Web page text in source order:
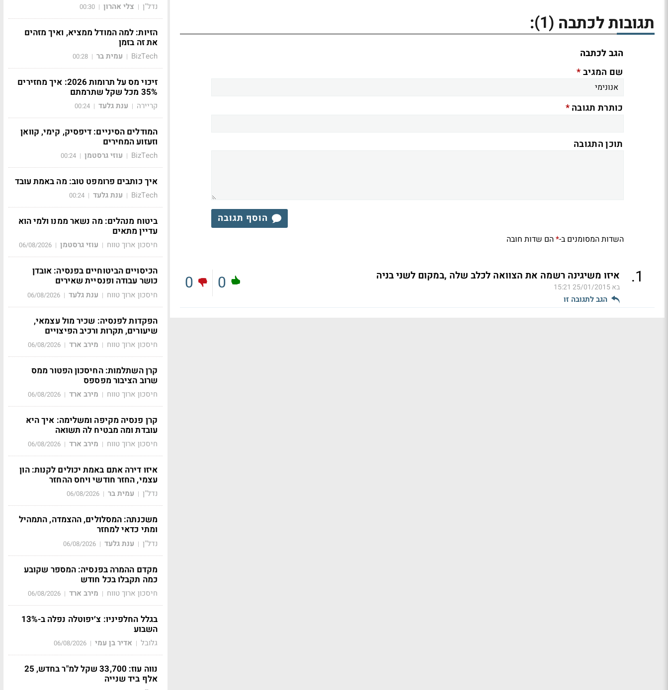
תגובות לכתבה (1)
:
הגב לכתבה
שם המגיב*
כותרת תגובה*
תוכן התגובה
הוסף תגובה
השדות המסומנים ב-*הם שדות חובה
1
. איזו משיגינה רשמה את הצוואה לכלב שלה ,במקום לשני בניה
בא25/01/2015 15:21
הגב לתגובה זו
0
0
נדל"ן | צלי אהרון |
00:30
הזיות: למה המודל ממציא, ואיך מזהים
את זה בזמן
BizTech
| עמית בר |
00:28
זיכוי מס על תרומות 2026: איך מחזירים
35% מכל שקל שתרמתם
קריירה | ענת גלעד |
00:24
המודלים הסיניים: דיפסיק, קימי, קוואן
וזעזוע המחירים
BizTech
| עוזי גרסטמן |
00:24
איך כותבים פרומפט טוב: מה באמת עובד
BizTech
| ענת גלעד |
00:24
ביטוח מנהלים: מה נשאר ממנו ולמי הוא
עדיין מתאים
חיסכון ארוך טווח | עוזי גרסטמן |
06/08/2026
הכיסויים הביטוחיים בפנסיה: אובדן
כושר עבודה ופנסיית שאירים
חיסכון ארוך טווח | ענת גלעד |
06/08/2026
הפקדות לפנסיה: שכיר מול עצמאי,
שיעורים, תקרות ורכיב הפיצויים
חיסכון ארוך טווח | מירב ארד |
06/08/2026
קרן השתלמות: החיסכון הפטור ממס
שרוב הציבור מפספס
חיסכון ארוך טווח | מירב ארד |
06/08/2026
קרן פנסיה מקיפה ומשלימה: איך היא
עובדת ומה מבטיח לה תשואה
חיסכון ארוך טווח | מירב ארד |
06/08/2026
איזו דירה אתם באמת יכולים לקנות: הון
עצמי, החזר חודשי ויחס ההחזר
נדל"ן | עמית בר |
06/08/2026
משכנתה: המסלולים, ההצמדה, התמהיל
ומתי כדאי למחזר
נדל"ן | ענת גלעד |
06/08/2026
מקדם ההמרה בפנסיה: המספר שקובע
כמה תקבלו בכל חודש
חיסכון ארוך טווח | מירב ארד |
06/08/2026
בגלל החלפיניו: צ׳יפוטלה נפלה ב-13%
השבוע
גלובל | אדיר בן עמי |
06/08/2026
נווה עוז: 33,700 שקל למ"ר בחדש, 25
אלף ביד שנייה